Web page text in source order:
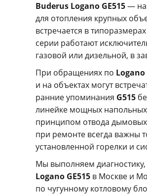
Buderus Logano GE515—
для отопления крупных
встречается в
серии работают
газовой или дизельной, в
При обращениях по Logano
и на объектах могут
ранние упоминания G515
линейке мощных напольных
принципом отвода
при ремонте всегда важны
установленной горелки и
Мы выполняем
Logano GE515 в Москве и
по чугунному котловому